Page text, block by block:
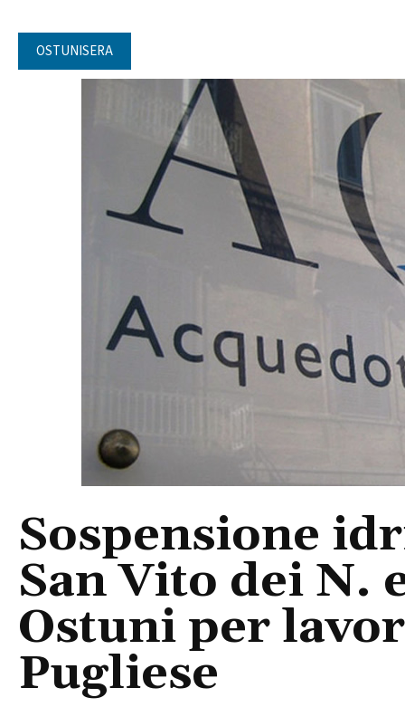
OSTUNISERA
Sospensione
San Vito dei N.
Ostuni per
Pugliese